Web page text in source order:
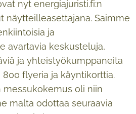
nyt energiajuristi.fi:n
näytteilleasettajana. Saimme
ja
avartavia keskusteluja,
ja yhteistyökumppaneita
flyeria ja käyntikorttia.
messukokemus oli niin
malta odottaa seuraavia